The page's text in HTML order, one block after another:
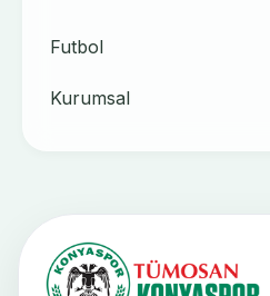
Futbol
Kurumsal